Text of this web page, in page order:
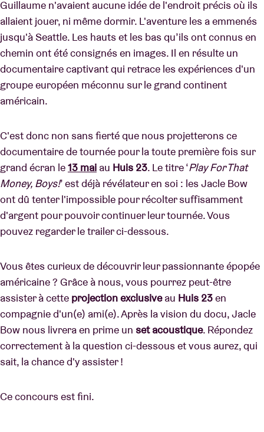
Guillaume n'avaient aucune idée de l'endroit précis où ils
allaient jouer, ni même dormir. L'aventure les a emmenés
jusqu'à Seattle. Les hauts et les bas qu’ils ont connus en
chemin ont été consignés en images. Il en résulte un
documentaire captivant qui retrace les expériences d'un
groupe européen méconnu sur le grand continent
américain.
C'est donc non sans fierté que nous projetterons ce
documentaire de tournée pour la toute première fois sur
grand écran le13 mai au Huis 23. Le titre ‘Play For That
Money, Boys!’ est déjà révélateur en soi : les Jacle Bow
ont dû tenter l'impossible pour récolter suffisamment
d'argent pour pouvoir continuer leur tournée. Vous
pouvez regarder le trailer ci-dessous.
Vous êtes curieux de découvrir leur passionnante épopée
américaine ? Grâce à nous, vous pourrez peut-être
assister à cette projection exclusiveau Huis 23en
compagnie d'un(e) ami(e). Après la vision du docu, Jacle
Bow nous livrera en prime un set acoustique. Répondez
correctement à la question ci-dessous et vous aurez, qui
sait, la chance d'y assister !
Ce concours est fini.